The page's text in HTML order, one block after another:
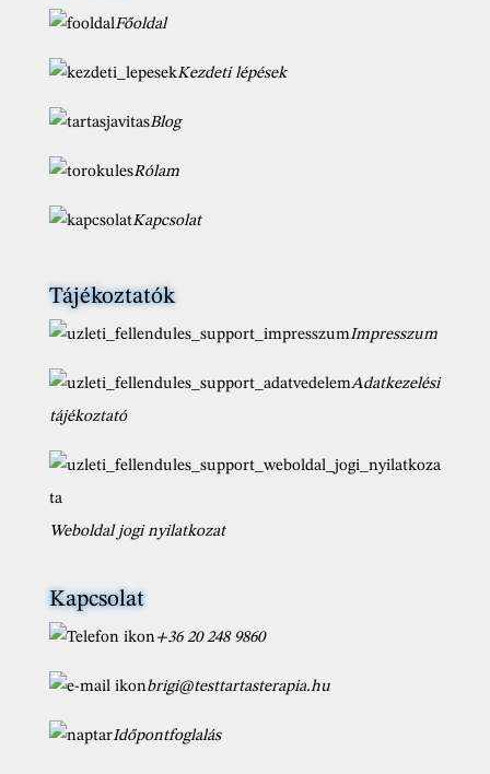
Főoldal
Kezdeti lépések
Blog
Rólam
Kapcsolat
Tájékoztatók
Impresszum
Adatkezelési
tájékoztató
Weboldal jogi nyilatkozat
Kapcsolat
+36 20 248 9860
brigi@testtartasterapia.hu
Időpontfoglalás